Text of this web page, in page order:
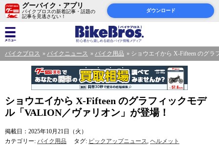
グーバイク・アプリ
バイクブロスの新着記事・話題の
記事を見逃さない！
ダウンロード
バイクブロス バイクニュース バイク用品 ショウエイから X-Fifteen のグ
ショウエイから X-Fifteen のグラフィックモデ
ル「VALION／ヴァリオン」が登場！
掲載日：2025年10月21日（火）
カテゴリー: バイク用品 タグ: ピックアップニュース, ヘルメット